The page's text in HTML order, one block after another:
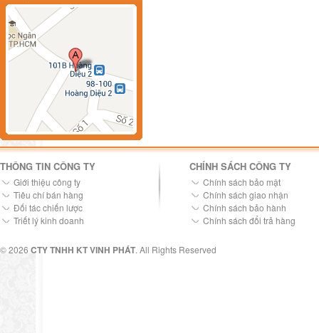
THÔNG TIN CÔNG TY
Giới thiệu công ty
Tiêu chí bán hàng
Đối tác chiến lược
Triết lý kinh doanh
CHÍNH SÁCH CÔNG TY
Chính sách bảo mật
Chính sách giao nhận
Chính sách bảo hành
Chính sách đổi trả hàng
© 2026 CTY TNHH KT VINH PHÁT. All Rights Reserved